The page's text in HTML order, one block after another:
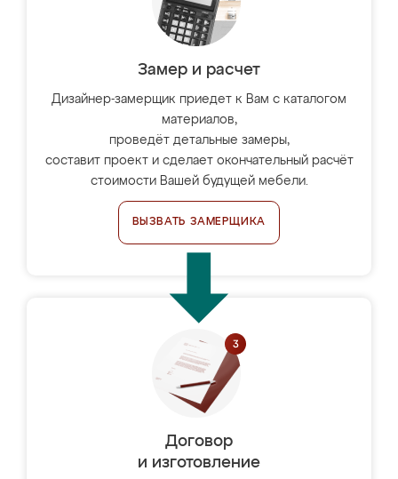
Замер и расчет
Дизайнер-замерщик приедет к Вам с каталогом
материалов,
проведёт детальные замеры,
составит проект и сделает окончательный расчёт
стоимости Вашей будущей мебели.
ВЫЗВАТЬ ЗАМЕРЩИКА
Договор
и изготовление